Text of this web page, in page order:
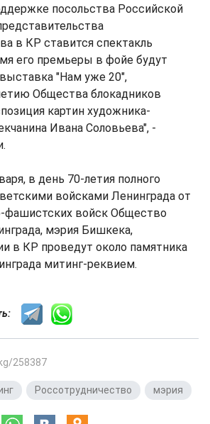
посольства Российской
в КР ставится спектакль
его премьеры в фойе будут
"Нам уже 20",
Общества блокадников
картин художника-
Ивана Соловьева", -
в день 70-летия полного
войсками Ленинграда от
фашистских войск Общество
мэрия Бишкека,
в КР проведут около памятника
митинг-реквием.
258387
Россотрудничество мэрия